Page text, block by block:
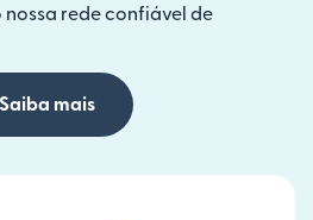
rede confiável de
Saiba mais